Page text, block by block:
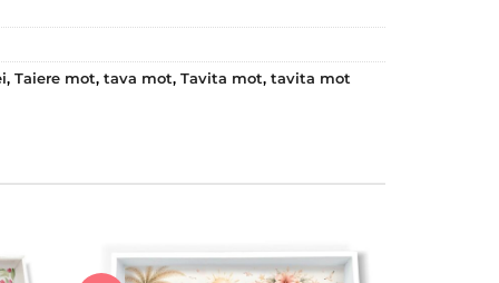
, Taiere mot, tava mot, Tavita mot, tavita mot